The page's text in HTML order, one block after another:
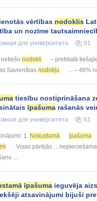
vērtības nodoklis
un nozīme
для университета 81
netiešo nodokli – pretstatā
Savienības nodokļu ... – 48%
tiesību nostiprināšana
īpašuma rašanās
для университета 61
1. Nekustamā īpašuma
. Visas pārējās ... nepieciešama
...
īpašuma ieguvēja
atsavinājumi bijuši